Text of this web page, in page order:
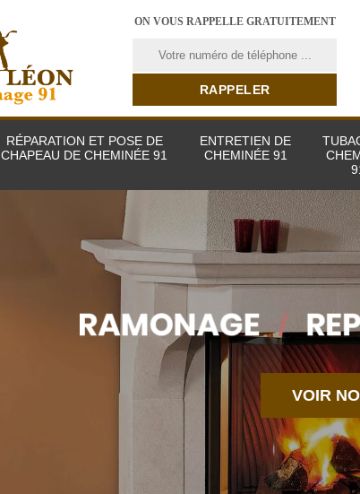
ON VOUS RAPPELLE GRATUITEMENT
RÉPARATION ET POSE DE
CHAPEAU DE CHEMINÉE 91
ENTRETIEN DE
CHEMINÉE 91
VOIR